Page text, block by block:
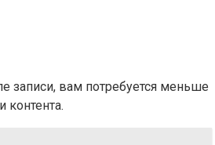
записи, вам потребуется меньше
контента.